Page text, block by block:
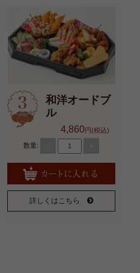
和洋オードブ
ル
4,860円(税込)
数量: +
詳しくはこちら